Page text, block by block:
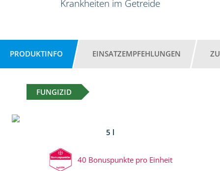
Krankheiten im Getreide
PRODUKTINFO EINSATZEMPFEHLUNGEN
FUNGIZID
5 l
40 Bonuspunkte pro Einheit